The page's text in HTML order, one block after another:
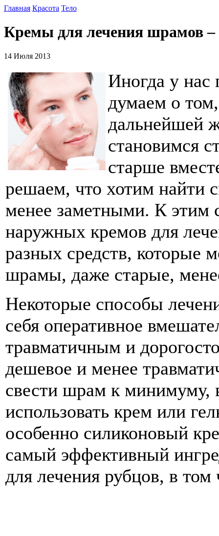
Главная Красота Тело
Кремы для лечения шрамов –
14 Июля 2013
Иногда у
думаем о
дальнейшей
становимся
старше
решаем, что хотим найти
менее заметными. К этим
наружных кремов для
разных средств, которые
шрамы, даже старые,
Некоторые способы
себя оперативное
травматичным и
дешевое и менее
свести шрам к минимуму,
использовать крем или
особенно силиконовый
самый эффективный
для лечения рубцов, в